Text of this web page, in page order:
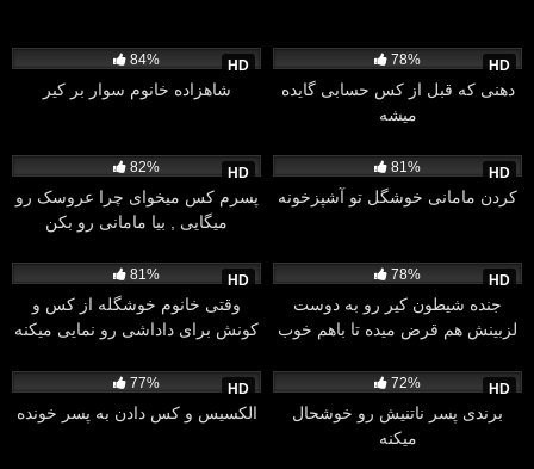
HD
84%
شاهزاده خانوم سوار بر کیر
HD
78%
دهنی که قبل از کس حسابی گایده
میشه
HD
82%
پسرم کس میخوای چرا عروسک رو
میگایی , بیا مامانی رو بکن
HD
81%
کردن مامانی خوشگل تو آشپزخونه
HD
81%
وقتی خانوم خوشگله از کس و
کونش برای داداشی رو نمایی میکنه
HD
78%
جنده شیطون کیر رو به دوست
لزبینش هم قرض میده تا باهم خوب
HD
77%
الکسیس و کس دادن به پسر خونده
HD
72%
برندی پسر ناتنیش رو خوشحال
میکنه